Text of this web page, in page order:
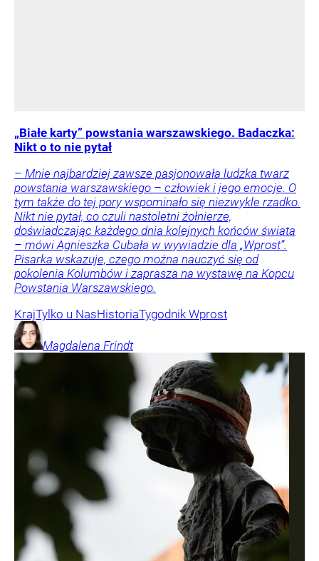
„Białe karty” powstania warszawskiego. Badaczka:
Nikt o to nie pytał
– Mnie najbardziej zawsze pasjonowała ludzka twarz
powstania warszawskiego – człowiek i jego emocje. O
tym także do tej pory wspominało się niezwykle rzadko.
Nikt nie pytał, co czuli nastoletni żołnierze,
doświadczając każdego dnia kolejnych końców świata
– mówi Agnieszka Cubała w wywiadzie dla „Wprost”.
Pisarka wskazuje, czego można nauczyć się od
pokolenia Kolumbów i zaprasza na wystawę na Kopcu
Powstania Warszawskiego.
KrajTylko u NasHistoriaTygodnik Wprost
Magdalena Frindt